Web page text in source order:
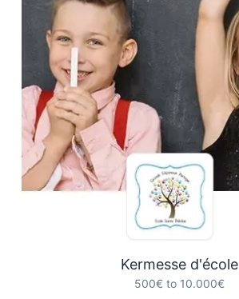
Kermesse d'école
500€ to 10.000€